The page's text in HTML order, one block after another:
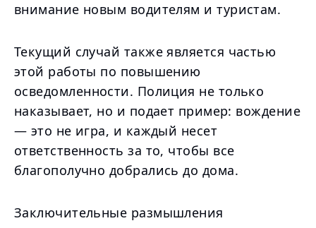
внимание новым водителям и туристам.
Текущий случай также является частью
этой работы по повышению
осведомленности. Полиция не только
наказывает, но и подает пример: вождение
— это не игра, и каждый несет
ответственность за то, чтобы все
благополучно добрались до дома.
Заключительные размышления